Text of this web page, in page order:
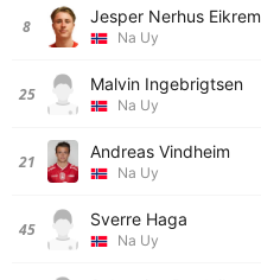
8 Jesper Nerhus Eikrem
Na Uy
25 Malvin Ingebrigtsen
Na Uy
21 Andreas Vindheim
Na Uy
45 Sverre Haga
Na Uy